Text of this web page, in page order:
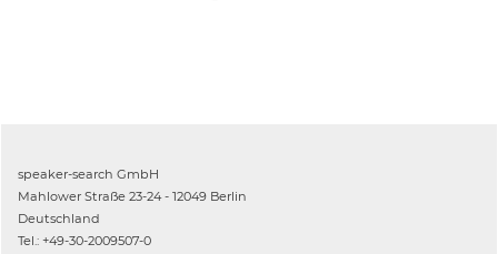
speaker-search GmbH
Mahlower Straße 23-24 - 12049 Berlin
Deutschland
Tel.: +49-30-2009507-0